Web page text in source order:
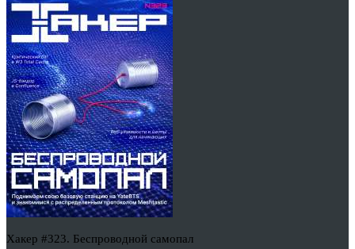
Хакер #323. Беспроводной самопал